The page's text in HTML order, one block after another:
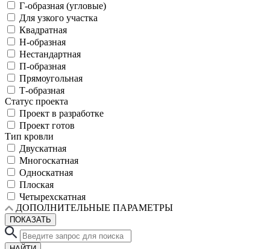
Г-образная (угловые)
Для узкого участка
Квадратная
Н-образная
Нестандартная
П-образная
Прямоугольная
Т-образная
Статус проекта
Проект в разработке
Проект готов
Тип кровли
Двускатная
Многоскатная
Односкатная
Плоская
Четырехскатная
ДОПОЛНИТЕЛЬНЫЕ ПАРАМЕТРЫ
ПОКАЗАТЬ